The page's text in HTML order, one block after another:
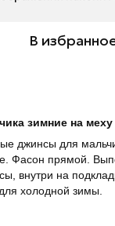
В
зимние на меху
джинсы для
Фасон прямой.
внутри на
холодной зимы.